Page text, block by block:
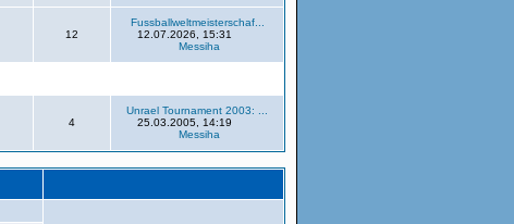
12
Fussballweltmeisterschaf...
12.07.2026, 15:31
Messiha
4
Unrael Tournament 2003: ...
25.03.2005, 14:19
Messiha